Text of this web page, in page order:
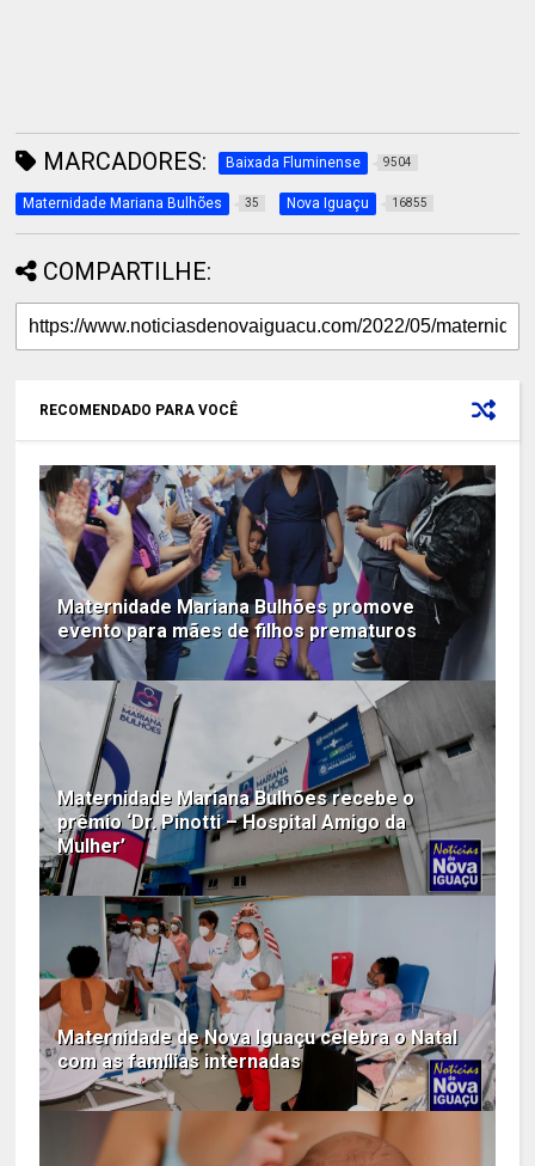
MARCADORES: Baixada Fluminense 9504
Maternidade Mariana Bulhões 35 Nova Iguaçu 16855
COMPARTILHE:
RECOMENDADO PARA VOCÊ
Maternidade Mariana Bulhões promove
evento para mães de filhos prematuros
Maternidade Mariana Bulhões recebe o
prêmio ‘Dr. Pinotti – Hospital Amigo da
Mulher’
Maternidade de Nova Iguaçu celebra o Natal
com as famílias internadas